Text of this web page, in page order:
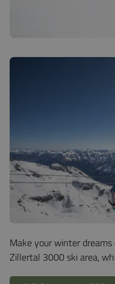
Make your winter
Zillertal 3000 ski area,